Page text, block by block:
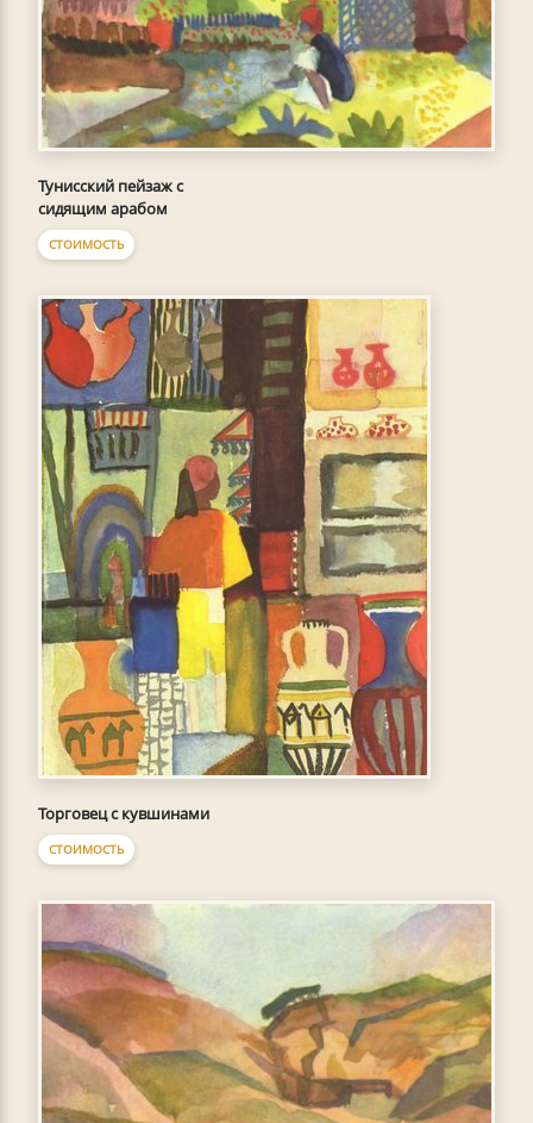
Тунисский пейзаж с
сидящим арабом
СТОИМОСТЬ
Торговец с кувшинами
СТОИМОСТЬ